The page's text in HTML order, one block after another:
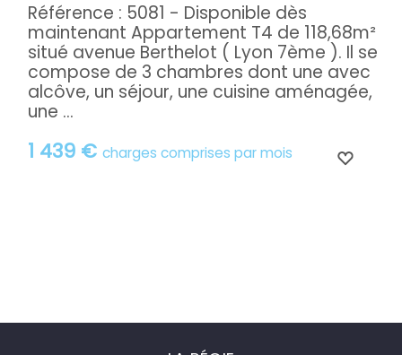
1 439 € charges comprises par mois
Référence : 5081 - Disponible dès
maintenant Appartement T4 de 118,68m²
situé avenue Berthelot ( Lyon 7ème ). Il se
compose de 3 chambres dont une avec
alcôve, un séjour, une cuisine aménagée,
une ...